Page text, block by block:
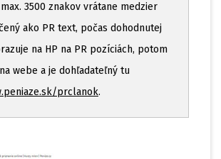
3500 znakov vrátane medzier
ako PR text, počas dohodnutej
na HP na PR pozíciách, potom
webe a je dohľadateľný tu
prclanok.